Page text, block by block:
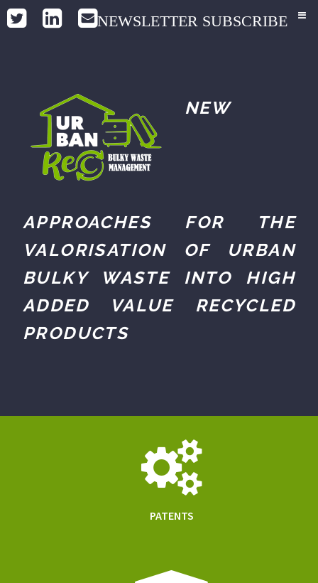
NEWSLETTER SUBSCRIBE
NEW
APPROACHES FOR THE
VALORISATION OF URBAN
BULKY WASTE INTO HIGH
ADDED VALUE RECYCLED
PRODUCTS
PATENTS